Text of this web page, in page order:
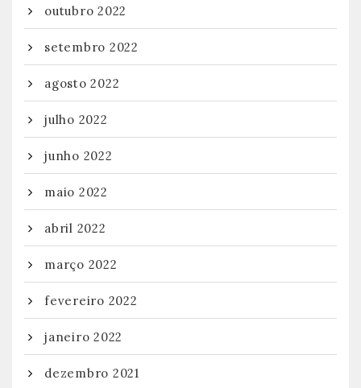
outubro 2022
setembro 2022
agosto 2022
julho 2022
junho 2022
maio 2022
abril 2022
março 2022
fevereiro 2022
janeiro 2022
dezembro 2021